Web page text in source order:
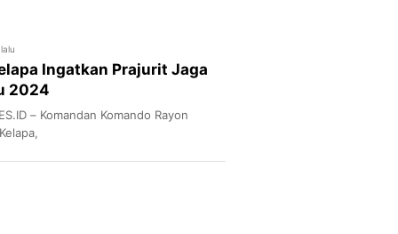
Ingatkan Prajurit Jaga
2024
– Komandan Komando Rayon